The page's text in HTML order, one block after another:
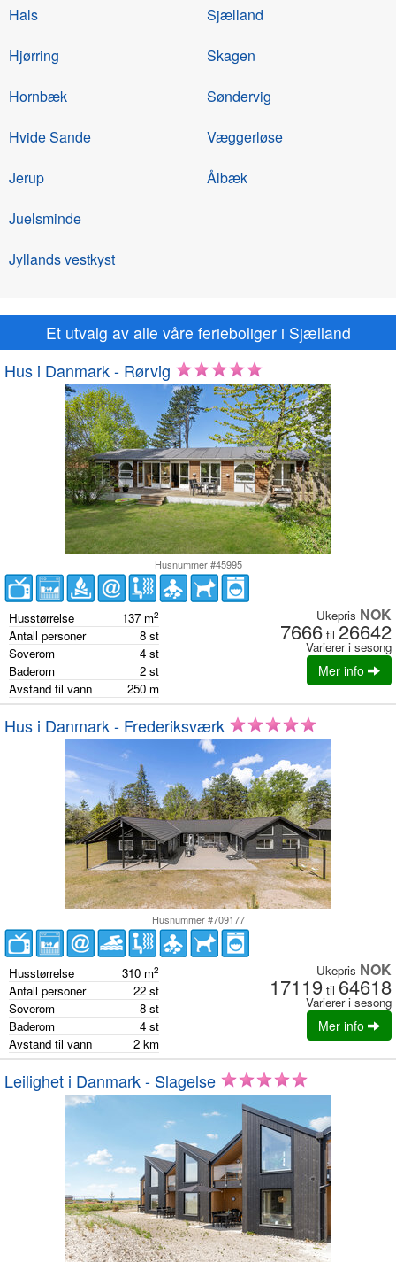
Hals
Hjørring
Hornbæk
Hvide Sande
Jerup
Juelsminde
Jyllands vestkyst
Sjælland
Skagen
Søndervig
Væggerløse
Ålbæk
Et utvalg av alle våre ferieboliger i Sjælland
Hus i Danmark - Rørvig
Husnummer #45995
Husstørrelse 137 m2
Antall personer 8 st
Soverom
4 st
Baderom
2 st
Avstand til vann
250 m
Ukepris NOK
7666 til 26642
Varierer i sesong
Mer info
Hus i Danmark - Frederiksværk
Husnummer #709177
Husstørrelse 310 m2
Antall personer 22 st
Soverom
8 st
Baderom
4 st
Avstand til vann
2 km
Ukepris NOK
17119 til 64618
Varierer i sesong
Mer info
Leilighet i Danmark - Slagelse